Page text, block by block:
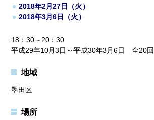
2018年2月27日（火）
2018年3月6日（火）
18：30～20：30
平成29年10月3日～平成30年3月6日 全20回
地域
墨田区
場所